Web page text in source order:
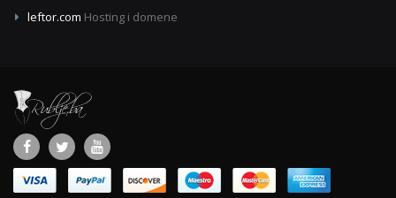
leftor.com Hosting i domene